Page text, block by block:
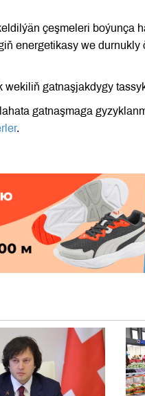
çeşmeleri boýunça
energetikasy we
wekiliň gatnaşjakdygy
gatnaşmaga
.